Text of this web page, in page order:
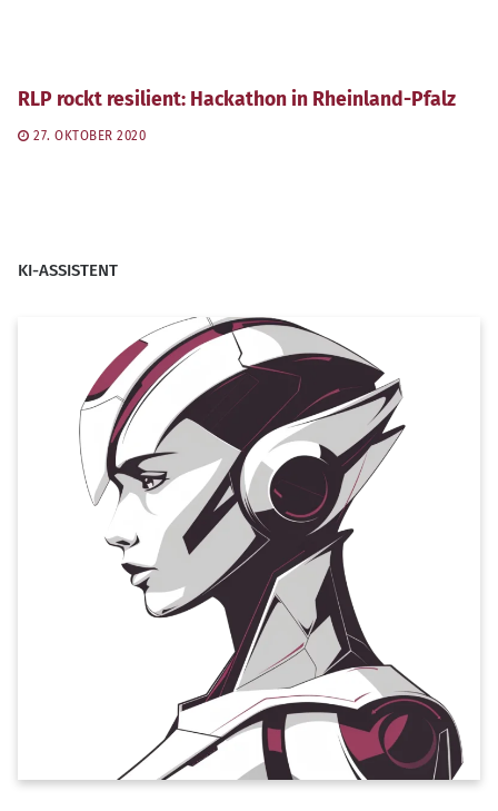
RLP rockt resilient: Hackathon in Rheinland-Pfalz
27. OKTOBER 2020
KI-ASSISTENT